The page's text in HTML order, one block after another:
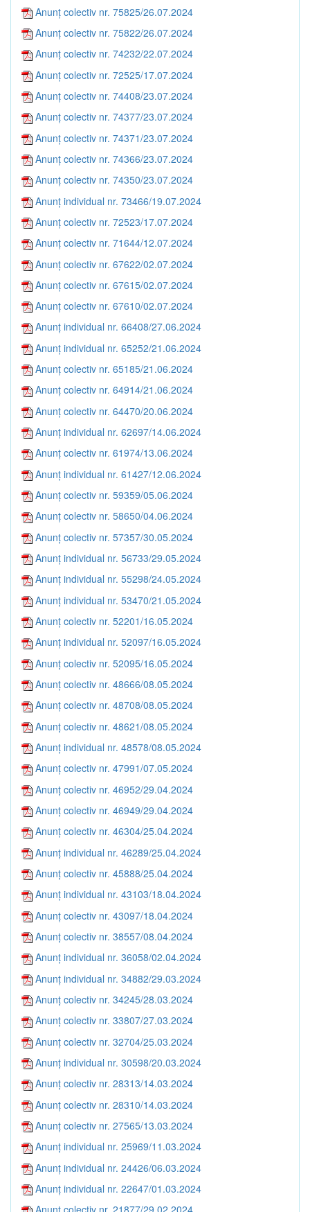
Anunț colectiv nr. 75825/26.07.2024
Anunț colectiv nr. 75822/26.07.2024
Anunț colectiv nr. 74232/22.07.2024
Anunț colectiv nr. 72525/17.07.2024
Anunț colectiv nr. 74408/23.07.2024
Anunț colectiv nr. 74377/23.07.2024
Anunț colectiv nr. 74371/23.07.2024
Anunț colectiv nr. 74366/23.07.2024
Anunț colectiv nr. 74350/23.07.2024
Anunț individual nr. 73466/19.07.2024
Anunț colectiv nr. 72523/17.07.2024
Anunț colectiv nr. 71644/12.07.2024
Anunț colectiv nr. 67622/02.07.2024
Anunț colectiv nr. 67615/02.07.2024
Anunț colectiv nr. 67610/02.07.2024
Anunț individual nr. 66408/27.06.2024
Anunț individual nr. 65252/21.06.2024
Anunț colectiv nr. 65185/21.06.2024
Anunț colectiv nr. 64914/21.06.2024
Anunț colectiv nr. 64470/20.06.2024
Anunț individual nr. 62697/14.06.2024
Anunț colectiv nr. 61974/13.06.2024
Anunț individual nr. 61427/12.06.2024
Anunț colectiv nr. 59359/05.06.2024
Anunț colectiv nr. 58650/04.06.2024
Anunț colectiv nr. 57357/30.05.2024
Anunț individual nr. 56733/29.05.2024
Anunț individual nr. 55298/24.05.2024
Anunț individual nr. 53470/21.05.2024
Anunț colectiv nr. 52201/16.05.2024
Anunț individual nr. 52097/16.05.2024
Anunț colectiv nr. 52095/16.05.2024
Anunț colectiv nr. 48666/08.05.2024
Anunț colectiv nr. 48708/08.05.2024
Anunț colectiv nr. 48621/08.05.2024
Anunț individual nr. 48578/08.05.2024
Anunț colectiv nr. 47991/07.05.2024
Anunț colectiv nr. 46952/29.04.2024
Anunț colectiv nr. 46949/29.04.2024
Anunț colectiv nr. 46304/25.04.2024
Anunț individual nr. 46289/25.04.2024
Anunț colectiv nr. 45888/25.04.2024
Anunț individual nr. 43103/18.04.2024
Anunț colectiv nr. 43097/18.04.2024
Anunț colectiv nr. 38557/08.04.2024
Anunț individual nr. 36058/02.04.2024
Anunț individual nr. 34882/29.03.2024
Anunț colectiv nr. 34245/28.03.2024
Anunț colectiv nr. 33807/27.03.2024
Anunț colectiv nr. 32704/25.03.2024
Anunț individual nr. 30598/20.03.2024
Anunț colectiv nr. 28313/14.03.2024
Anunț colectiv nr. 28310/14.03.2024
Anunț colectiv nr. 27565/13.03.2024
Anunț individual nr. 25969/11.03.2024
Anunț individual nr. 24426/06.03.2024
Anunț individual nr. 22647/01.03.2024